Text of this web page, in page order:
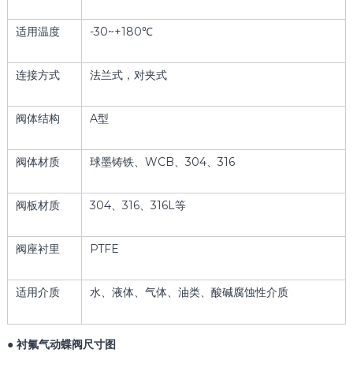
适用温度 -30~+180℃
连接方式 法兰式，对夹式
阀体结构 A型
阀体材质 球墨铸铁、WCB、304、316
阀板材质 304、316、316L等
阀座衬里 PTFE
适用介质 水、液体、气体、油类、酸碱腐蚀性介质
● 衬氟气动蝶阀尺寸图